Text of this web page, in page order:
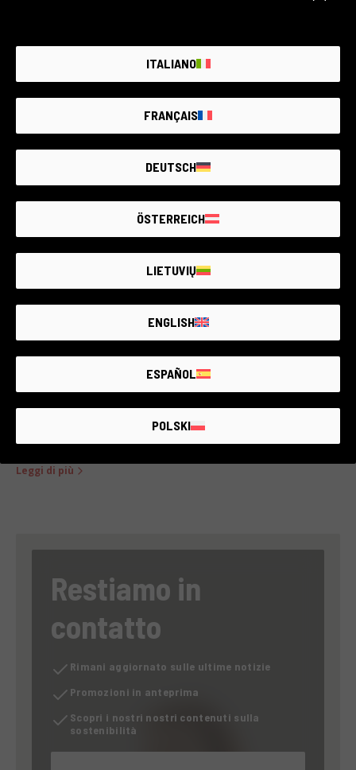
LEGO: un mattoncino alla volta verso la sostenibilità
Leggi di più
Restiamo in
contatto
Rimani aggiornato sulle ultime notizie
Promozioni in anteprima
Scopri i nostri nostri contenuti sulla
sostenibilità
ITALIANO
FRANÇAIS
DEUTSCH
ÖSTERREICH
LIETUVIŲ
ENGLISH
ESPAÑOL
POLSKI